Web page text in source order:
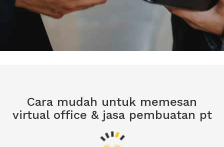
Cara mudah untuk memesan
virtual office & jasa pembuatan pt